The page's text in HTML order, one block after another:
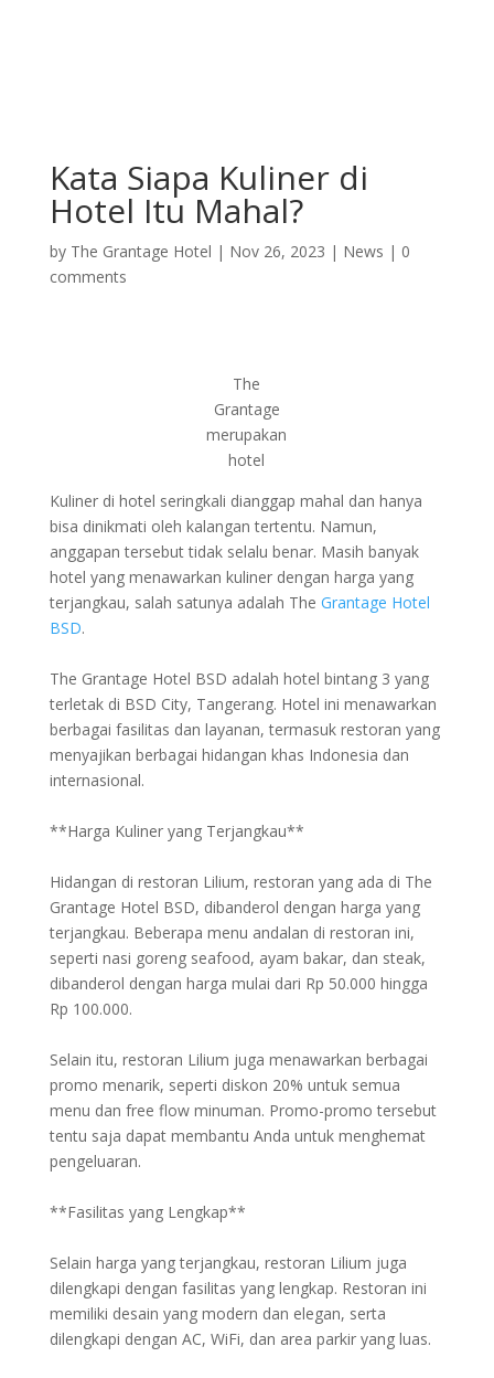
Kata Siapa Kuliner di
Hotel Itu Mahal?
by The Grantage Hotel | Nov 26, 2023 | News | 0
comments
The
Grantage
merupakan
hotel
Kuliner di hotel seringkali dianggap mahal dan hanya
bisa dinikmati oleh kalangan tertentu. Namun,
anggapan tersebut tidak selalu benar. Masih banyak
hotel yang menawarkan kuliner dengan harga yang
terjangkau, salah satunya adalah The Grantage Hotel
BSD.
The Grantage Hotel BSD adalah hotel bintang 3 yang
terletak di BSD City, Tangerang. Hotel ini menawarkan
berbagai fasilitas dan layanan, termasuk restoran yang
menyajikan berbagai hidangan khas Indonesia dan
internasional.
**Harga Kuliner yang Terjangkau**
Hidangan di restoran Lilium, restoran yang ada di The
Grantage Hotel BSD, dibanderol dengan harga yang
terjangkau. Beberapa menu andalan di restoran ini,
seperti nasi goreng seafood, ayam bakar, dan steak,
dibanderol dengan harga mulai dari Rp 50.000 hingga
Rp 100.000.
Selain itu, restoran Lilium juga menawarkan berbagai
promo menarik, seperti diskon 20% untuk semua
menu dan free flow minuman. Promo-promo tersebut
tentu saja dapat membantu Anda untuk menghemat
pengeluaran.
**Fasilitas yang Lengkap**
Selain harga yang terjangkau, restoran Lilium juga
dilengkapi dengan fasilitas yang lengkap. Restoran ini
memiliki desain yang modern dan elegan, serta
dilengkapi dengan AC, WiFi, dan area parkir yang luas.